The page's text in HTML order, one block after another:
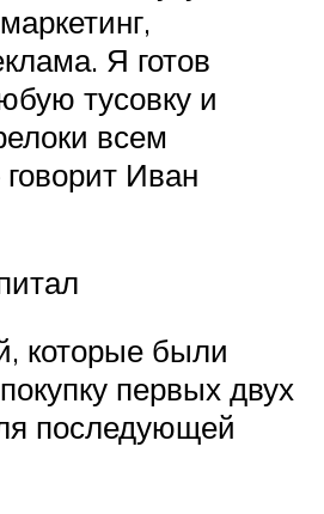
Я готов
тусовку и
всем
Иван
которые были
первых двух
последующей